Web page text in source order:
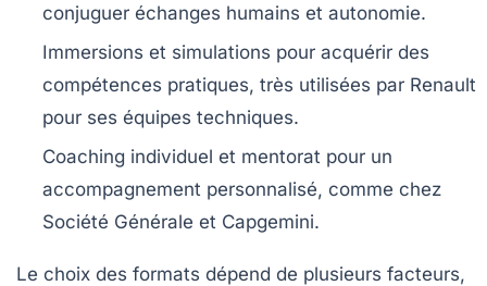
conjuguer échanges humains et autonomie.
Immersions et simulations pour acquérir des
compétences pratiques, très utilisées par Renault
pour ses équipes techniques.
Coaching individuel et mentorat pour un
accompagnement personnalisé, comme chez
Société Générale et Capgemini.
Le choix des formats dépend de plusieurs facteurs,